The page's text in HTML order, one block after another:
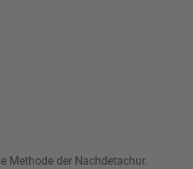
Methode der Nachdetachur.